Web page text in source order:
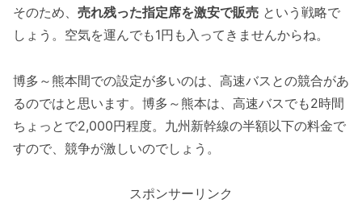
そのため、 売れ残った指定席を激安で販売 という戦略で
しょう。空気を運んでも1円も入ってきませんからね。
博多～熊本間での設定が多いのは、高速バスとの競合があ
るのではと思います。博多～熊本は、高速バスでも2時間
ちょっとで2,000円程度。九州新幹線の半額以下の料金で
すので、競争が激しいのでしょう。
スポンサーリンク